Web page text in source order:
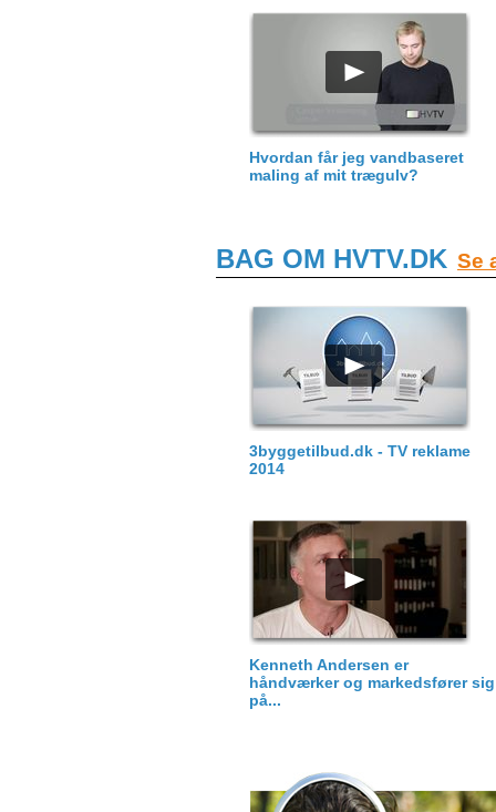
Hvordan får jeg vandbaseret
maling af mit trægulv?
BAG OM HVTV.DK Se
3byggetilbud.dk - TV reklame
2014
Kenneth Andersen er
håndværker og markedsfører sig
på...